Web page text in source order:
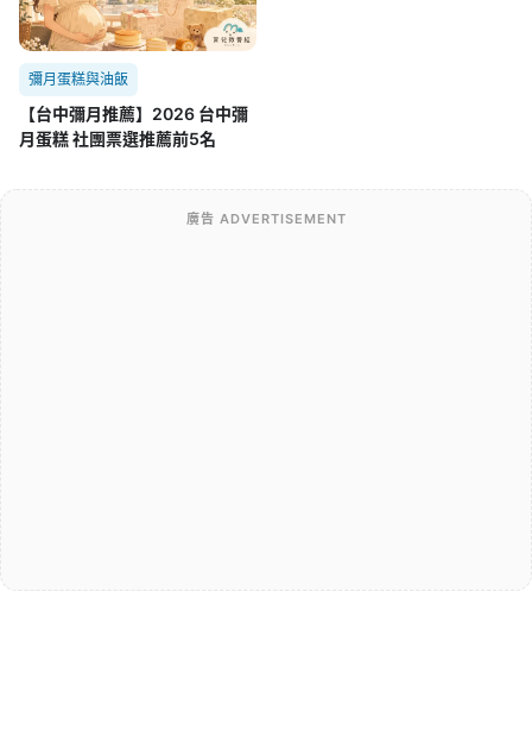
彌月蛋糕與油飯
【台中彌月推薦】2026 台中彌
月蛋糕 社團票選推薦前5名
廣告 ADVERTISEMENT